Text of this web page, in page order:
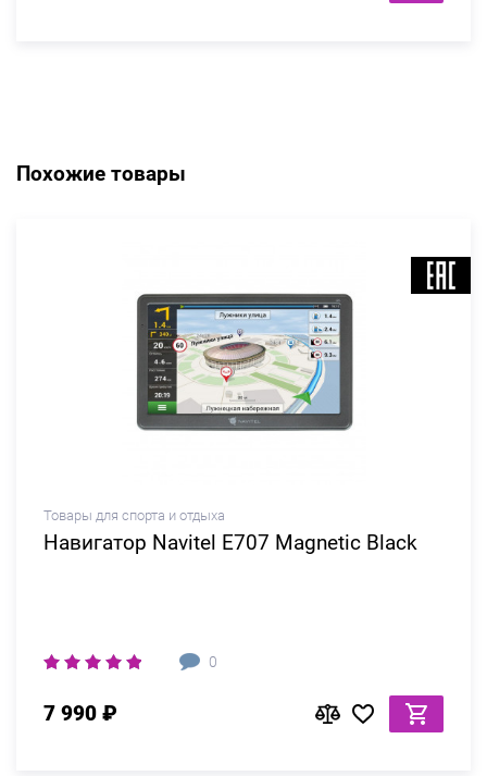
Похожие товары
Товары для спорта и отдыха
Навигатор Navitel E707 Magnetic Black
0
7 990 ₽